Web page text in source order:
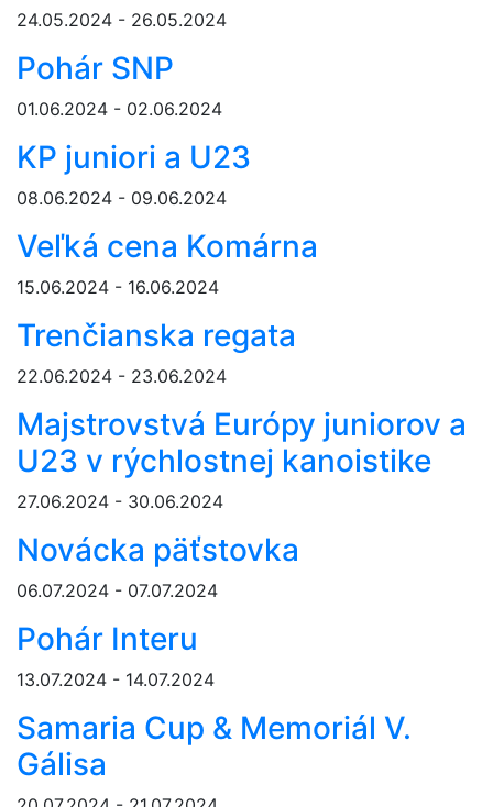
24.05.2024 - 26.05.2024
Pohár SNP
01.06.2024 - 02.06.2024
KP juniori a U23
08.06.2024 - 09.06.2024
Veľká cena Komárna
15.06.2024 - 16.06.2024
Trenčianska regata
22.06.2024 - 23.06.2024
Majstrovstvá Európy juniorov a
U23 v rýchlostnej kanoistike
27.06.2024 - 30.06.2024
Novácka päťstovka
06.07.2024 - 07.07.2024
Pohár Interu
13.07.2024 - 14.07.2024
Samaria Cup & Memoriál V.
Gálisa